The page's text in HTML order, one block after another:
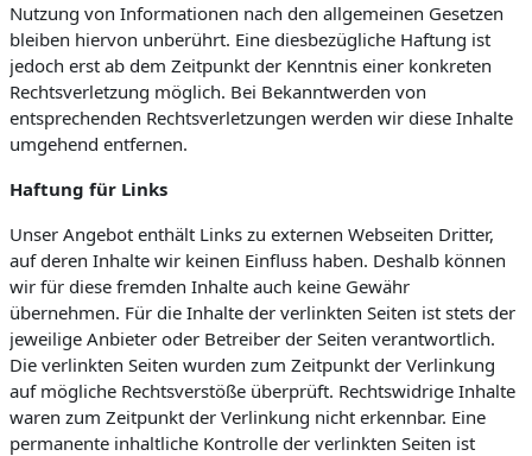
Nutzung von Informationen nach den allgemeinen Gesetzen
bleiben hiervon unberührt. Eine diesbezügliche Haftung ist
jedoch erst ab dem Zeitpunkt der Kenntnis einer konkreten
Rechtsverletzung möglich. Bei Bekanntwerden von
entsprechenden Rechtsverletzungen werden wir diese Inhalte
umgehend entfernen.
Haftung für Links
Unser Angebot enthält Links zu externen Webseiten Dritter,
auf deren Inhalte wir keinen Einfluss haben. Deshalb können
wir für diese fremden Inhalte auch keine Gewähr
übernehmen. Für die Inhalte der verlinkten Seiten ist stets der
jeweilige Anbieter oder Betreiber der Seiten verantwortlich.
Die verlinkten Seiten wurden zum Zeitpunkt der Verlinkung
auf mögliche Rechtsverstöße überprüft. Rechtswidrige Inhalte
waren zum Zeitpunkt der Verlinkung nicht erkennbar. Eine
permanente inhaltliche Kontrolle der verlinkten Seiten ist